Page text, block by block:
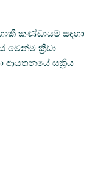
කණ්ඩායම් සඳහා
මෙන්ම ක්‍රීඩා
ආයතනයේ සක්‍රීය